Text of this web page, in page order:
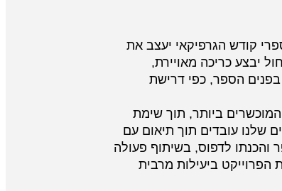
קודש הגרפיקאי יעצב את
יבצע כריכה מאויירת,
בפנים הספר, כפי דרישת
ביותר, תוך שימת
שלנו עובדים תוך תיאום עם
והכנתו לדפוס, בשיתוף פעולה
הפרוייקט ביעילות מרבית